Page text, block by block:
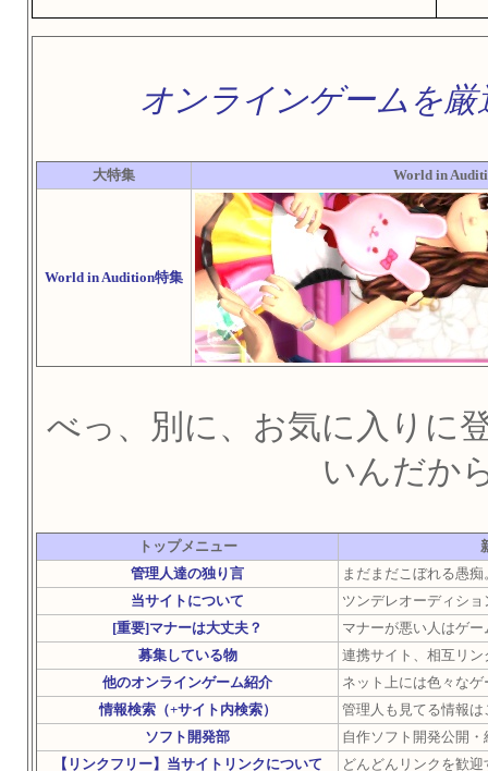
オンラインゲームを
大特集 World in
World in Audition特集
べっ、別に、お気に入りに
いんだか
トップメニュー
管理人達の独り言
まだまだこぼれる愚
当サイトについて
ツンデレオーディシ
[重要]マナーは大丈夫？
マナーが悪い人はゲ
募集している物
連携サイト、相互リ
他のオンラインゲーム紹介
ネット上には色々な
情報検索（+サイト内検索）
管理人も見てる情報
ソフト開発部
自作ソフト開発公開・
【リンクフリー】当サイトリンクについて
どんどんリンクを歓迎